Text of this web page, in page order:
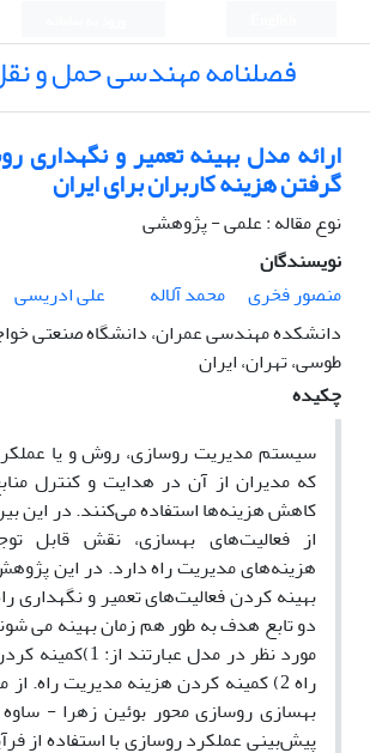
فصلنامه مهندسی حمل و
ارائه مدل بهینه تعمیر و نگهداری
گرفتن هزینه کاربران برای ایران
نوع مقاله : علمی - پژوهشی
نویسندگان
منصور فخری
محمد آلاله
علی ادریسی
دانشکده مهندسی عمران، دانشگاه صنعتی
طوسی، تهران، ایران
چکیده
سیستم مدیریت روسازی، روش و یا
که مدیران از آن در هدایت و کنترل
کاهش هزینه‌ها استفاده می‌کنند. در این
از فعالیت‌های بهسازی، نقش قابل
هزینه‌های مدیریت راه دارد. در این
بهینه کردن فعالیت‌های تعمیر و نگهداری
دو تابع هدف به طور هم زمان بهینه می
مورد نظر در مدل
راه 2) کمینه کردن هزینه‌ مدیریت راه.
بهسازی روسازی محور بوئین زهرا -
پیش‌بینی عملکرد روسازی با استفاده از